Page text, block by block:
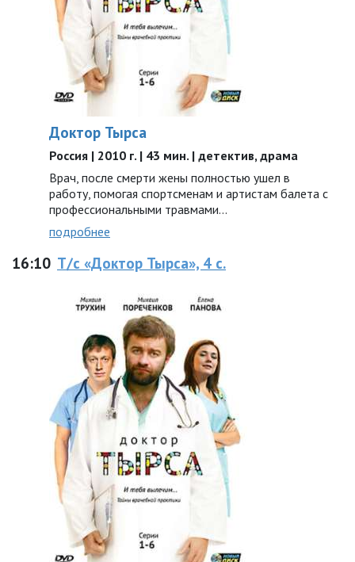
Доктор Тырса
Россия | 2010 г. | 43 мин. | детектив, драма
Врач, после смерти жены полностью ушел в
работу, помогая спортсменам и артистам балета с
профессиональными травмами...
подробнее
16:10 Т/с «Доктор Тырса», 4 с.